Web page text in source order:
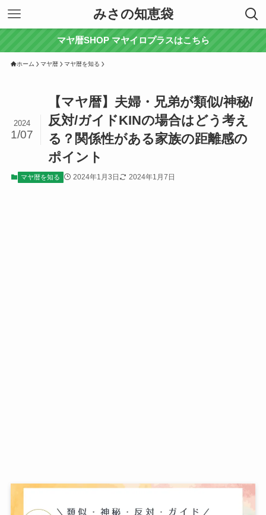
みさの知恵袋
マヤ暦SHOP マヤイロプラスはこちら
ホーム マヤ暦 マヤ暦を知る
【マヤ暦】夫婦・兄弟が類似/神秘/
反対/ガイドKINの場合はどう考え
る？関係性がある家族の距離感の
ポイント
2024
1/07
マヤ暦を知る 2024年1月3日 2024年1月7日